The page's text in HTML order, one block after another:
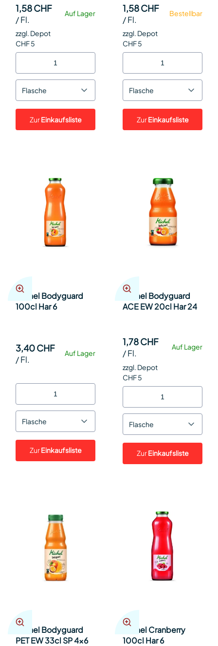
Auf Lager
1,58 CHF
/Fl.
zzgl. Depot
CHF 5
Flasche
ZurEinkaufsliste
Bestellbar
1,58 CHF
/Fl.
zzgl. Depot
CHF 5
Flasche
ZurEinkaufsliste
Michel Bodyguard
100cl Har 6
Auf Lager
3,40 CHF
/Fl.
Flasche
ZurEinkaufsliste
Michel Bodyguard
ACE EW 20cl Har 24
Auf Lager
1,78 CHF
/Fl.
zzgl. Depot
CHF 5
Flasche
ZurEinkaufsliste
Michel Bodyguard
PET EW 33cl SP 4x6
Michel Cranberry
100cl Har 6